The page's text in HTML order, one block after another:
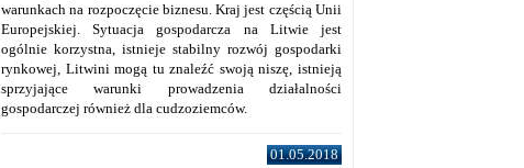
warunkach na rozpoczęcie biznesu. Kraj jest częścią Unii
Europejskiej. Sytuacja gospodarcza na Litwie jest
ogólnie korzystna, istnieje stabilny rozwój gospodarki
rynkowej, Litwini mogą tu znaleźć swoją niszę, istnieją
sprzyjające warunki prowadzenia działalności
gospodarczej również dla cudzoziemców.
01.05.2018